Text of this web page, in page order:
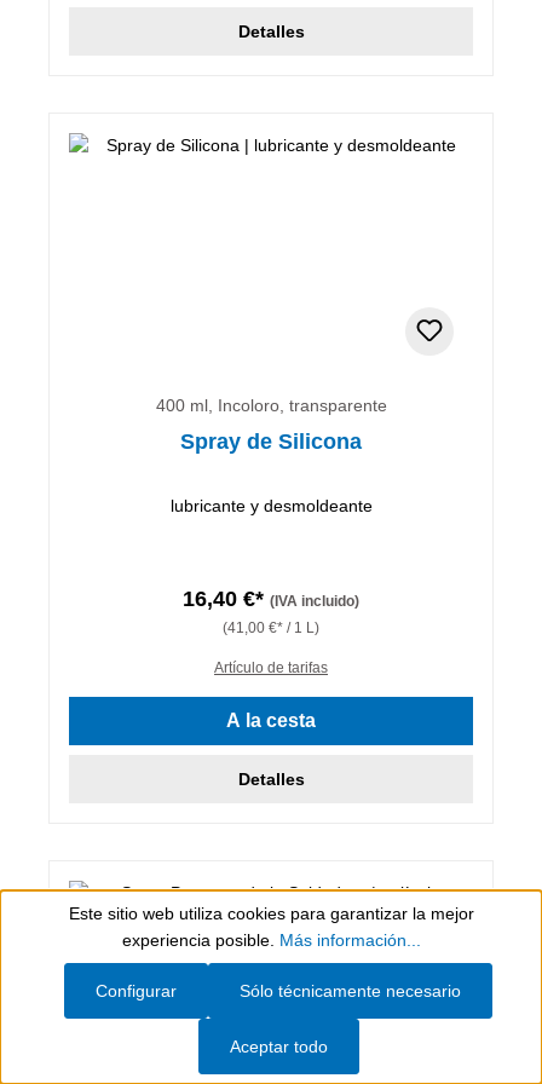
Detalles
400 ml, Incoloro, transparente
Spray de Silicona
lubricante y desmoldeante
16,40 €* (IVA incluido)
(41,00 €* / 1 L)
Artículo de tarifas
A la cesta
Detalles
Show toolbar
Este sitio web utiliza cookies para garantizar la mejor
experiencia posible. Más información...
Sólo técnicamente necesario
Configurar
Aceptar todo